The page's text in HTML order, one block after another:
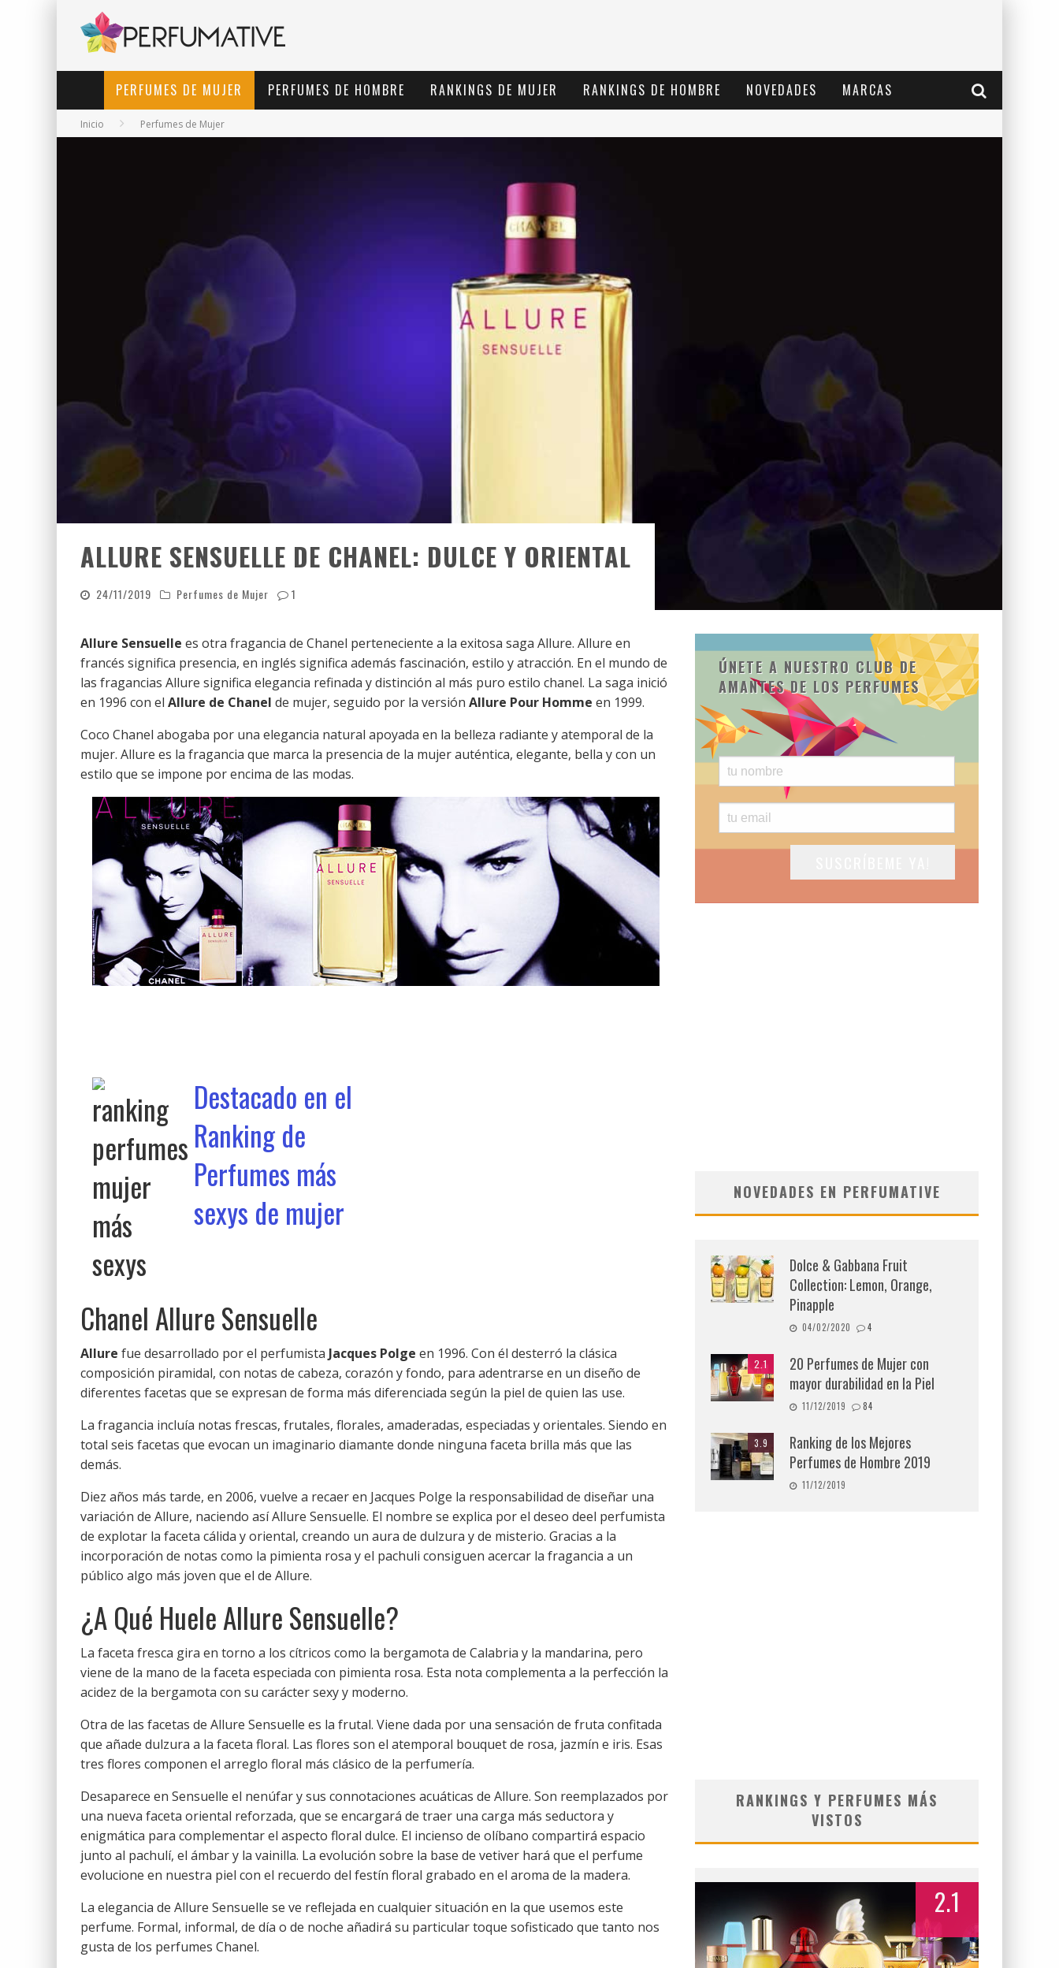
PERFUMES DE MUJER PERFUMES DE HOMBRE RANKINGS DE MUJER RANKINGS DE HOMBRE NOVEDADES MARCAS
Inicio Perfumes de Mujer
ALLURE SENSUELLE DE CHANEL: DULCE Y ORIENTAL
24/11/2019 Perfumes de Mujer 1
Allure Sensuelle es otra fragancia de Chanel perteneciente a la exitosa saga Allure. Allure en
francés significa presencia, en inglés significa además fascinación, estilo y atracción. En el mundo de
las fragancias Allure significa elegancia refinada y distinción al más puro estilo chanel. La saga inició
en 1996 con el Allure de Chanel de mujer, seguido por la versión Allure Pour Homme en 1999.
Coco Chanel abogaba por una elegancia natural apoyada en la belleza radiante y atemporal de la
mujer. Allure es la fragancia que marca la presencia de la mujer auténtica, elegante, bella y con un
estilo que se impone por encima de las modas.
Destacado en el
Ranking de
Perfumes más
sexys de mujer
Chanel Allure Sensuelle
Allure fue desarrollado por el perfumista Jacques Polge en 1996. Con él desterró la clásica
composición piramidal, con notas de cabeza, corazón y fondo, para adentrarse en un diseño de
diferentes facetas que se expresan de forma más diferenciada según la piel de quien las use.
La fragancia incluía notas frescas, frutales, florales, amaderadas, especiadas y orientales. Siendo en
total seis facetas que evocan un imaginario diamante donde ninguna faceta brilla más que las
demás.
Diez años más tarde, en 2006, vuelve a recaer en Jacques Polge la responsabilidad de diseñar una
variación de Allure, naciendo así Allure Sensuelle. El nombre se explica por el deseo deel perfumista
de explotar la faceta cálida y oriental, creando un aura de dulzura y de misterio. Gracias a la
incorporación de notas como la pimienta rosa y el pachuli consiguen acercar la fragancia a un
público algo más joven que el de Allure.
¿A Qué Huele Allure Sensuelle?
La faceta fresca gira en torno a los cítricos como la bergamota de Calabria y la mandarina, pero
viene de la mano de la faceta especiada con pimienta rosa. Esta nota complementa a la perfección la
acidez de la bergamota con su carácter sexy y moderno.
Otra de las facetas de Allure Sensuelle es la frutal. Viene dada por una sensación de fruta confitada
que añade dulzura a la faceta floral. Las flores son el atemporal bouquet de rosa, jazmín e iris. Esas
tres flores componen el arreglo floral más clásico de la perfumería.
Desaparece en Sensuelle el nenúfar y sus connotaciones acuáticas de Allure. Son reemplazados por
una nueva faceta oriental reforzada, que se encargará de traer una carga más seductora y
enigmática para complementar el aspecto floral dulce. El incienso de olíbano compartirá espacio
junto al pachulí, el ámbar y la vainilla. La evolución sobre la base de vetiver hará que el perfume
evolucione en nuestra piel con el recuerdo del festín floral grabado en el aroma de la madera.
La elegancia de Allure Sensuelle se ve reflejada en cualquier situación en la que usemos este
perfume. Formal, informal, de día o de noche añadirá su particular toque sofisticado que tanto nos
gusta de los perfumes Chanel.
ÚNETE A NUESTRO CLUB DE
AMANTES DE LOS PERFUMES
NOVEDADES EN PERFUMATIVE
Dolce & Gabbana Fruit
Collection: Lemon, Orange,
Pinapple
04/02/2020 4
2.1
20 Perfumes de Mujer con
mayor durabilidad en la Piel
11/12/2019 84
3.9
Ranking de los Mejores
Perfumes de Hombre 2019
11/12/2019
RANKINGS Y PERFUMES MÁS
VISTOS
2.1